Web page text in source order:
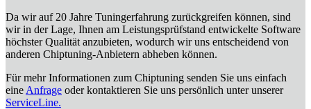
Da wir auf 20 Jahre Tuningerfahrung zurückgreifen können, sind
wir in der Lage, Ihnen am Leistungsprüfstand entwickelte Software
höchster Qualität anzubieten, wodurch wir uns entscheidend von
anderen Chiptuning-Anbietern abheben können.
Für mehr Informationen zum Chiptuning senden Sie uns einfach
eine Anfrage oder kontaktieren Sie uns persönlich unter unserer
ServiceLine.